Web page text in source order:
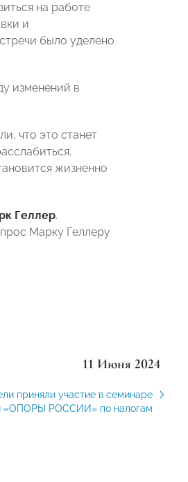
на работе
и
было уделено
изменений в
что это станет
жизненно
Геллер.
Марку Геллеру
11 Июня 2024
приняли участие в семинаре
«ОПОРЫ РОССИИ» по налогам